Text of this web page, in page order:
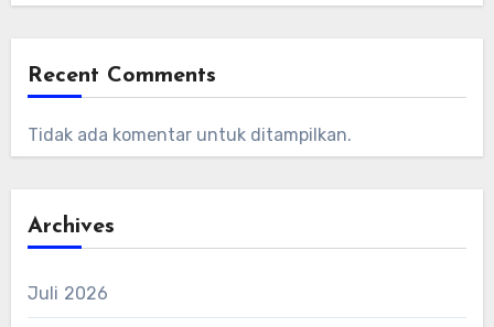
Recent Comments
Tidak ada komentar untuk ditampilkan.
Archives
Juli 2026